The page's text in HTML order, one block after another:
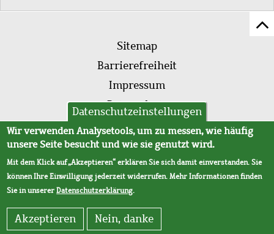
Fußleistenmenü
Sitemap
Barrierefreiheit
Impressum
Datenschutz
AVB
Datenschutzeinstellungen
Wir verwenden Analysetools, um zu messen, wie häufig
unsere Seite besucht und wie sie genutzt wird.
Mit dem Klick auf „Akzeptieren“ erklären Sie sich damit einverstanden. Sie
können Ihre Einwilligung jederzeit widerrufen. Mehr Informationen finden
Sie in unsererDatenschutzerklärung.
Akzeptieren Nein, danke